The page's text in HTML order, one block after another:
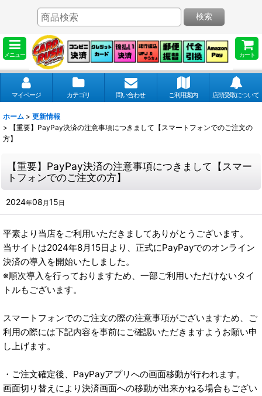
メニュー カート
検索
マイページ カテゴリ 問い合わせ ご利用案内 店頭受取について
ホーム > 更新情報
>
【重要】PayPay決済の注意事項につきまして【スマートフォンでのご注文の
方】
【重要】PayPay決済の注意事項につきまして【スマー
トフォンでのご注文の方】
2024年08 月 15 日
平素より当店をご利用いただきましてありがとうございます。
当サイトは2024年8月15日より、正式にPayPayでのオンライン
決済の導入を開始いたしました。
※順次導入を行っておりますため、一部ご利用いただけないタイ
トルもございます。
スマートフォンでのご注文の際の注意事項がございますため、ご
利用の際には下記内容を事前にご確認いただきますようお願い申
し上げます。
・ご注文確定後、PayPayアプリへの画面移動が行われます。
画面切り替えにより決済画面への移動が出来かねる場合もござい